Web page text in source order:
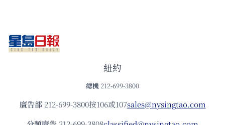
紐約
總機 212-699-3800
廣告部212-699-3800按106或107sales@nysingtao.com